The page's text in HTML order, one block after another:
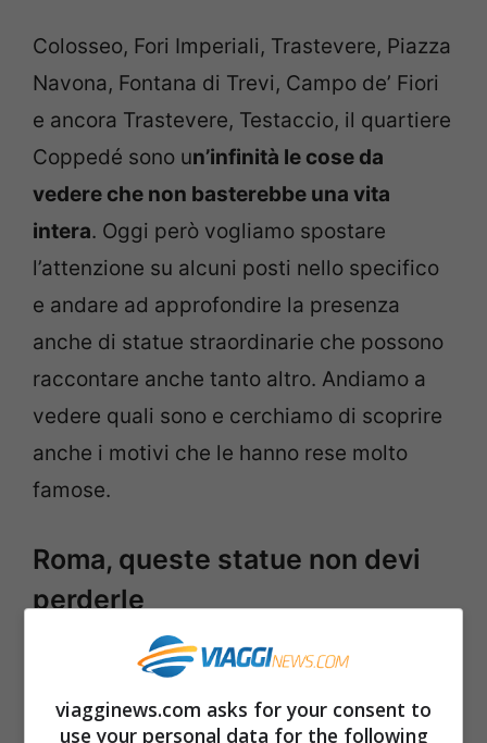
Colosseo, Fori Imperiali, Trastevere, Piazza
Navona, Fontana di Trevi, Campo de’ Fiori
e ancora Trastevere, Testaccio, il quartiere
Coppedé sono un’infinità le cose da
vedere che non basterebbe una vita
intera. Oggi però vogliamo spostare
l’attenzione su alcuni posti nello specifico
e andare ad approfondire la presenza
anche di statue straordinarie che possono
raccontare anche tanto altro. Andiamo a
vedere quali sono e cerchiamo di scoprire
anche i motivi che le hanno rese molto
famose.
Roma, queste statue non devi
perderle
prima statua a Romadi cui vi vogliamo
parlare si trova a due passi da Piazza
Navona precisamente a Piazza Pasquino
viagginews.com asks for your consent to
use your personal data for the following